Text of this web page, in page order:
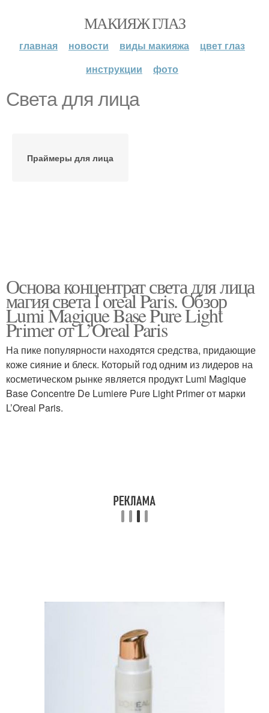
МАКИЯЖ ГЛАЗ
главная новости виды макияжа
цвет глаз
инструкции
фото
Света для лица
Праймеры для лица
Основа концентрат света для лица
магия света l oreal Paris. Обзор
Lumi Magique Base Pure Light
Primer от L’Oreal Paris
На пике популярности находятся средства, придающие
коже сияние и блеск. Который год одним из лидеров на
косметическом рынке является продукт Lumi Magique
Base Concentre De Lumiere Pure Light Primer от марки
L’Oreal Paris.